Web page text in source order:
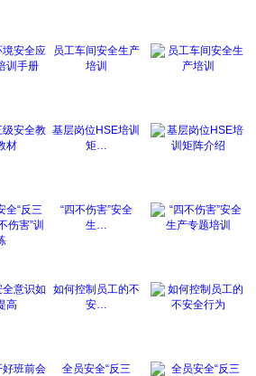
员工车间安全生产
培训
基层岗位HSE培训
矩…
“四不伤害”安全
生…
如何控制员工的不
安…
全员安全“反三